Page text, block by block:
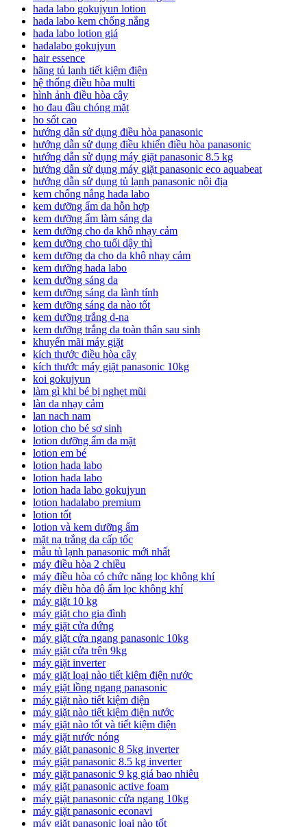
hada labo gokujyun lotion
hada labo kem chống nắng
hada labo lotion giá
hadalabo gokujyun
hair essence
hãng tủ lạnh tiết kiệm điện
hệ thống điều hòa multi
hình ảnh điều hòa cây
ho đau đầu chóng mặt
ho sốt cao
hướng dẫn sử dụng điều hòa panasonic
hướng dẫn sử dụng điều khiển điều hòa panasonic
hướng dẫn sử dụng máy giặt panasonic 8.5 kg
hướng dẫn sử dụng máy giặt panasonic eco aquabeat
hướng dẫn sử dụng tủ lạnh panasonic nội địa
kem chống nắng hada labo
kem dưỡng ẩm da hỗn hợp
kem dưỡng ẩm làm sáng da
kem dưỡng cho da khô nhạy cảm
kem dưỡng cho tuổi dậy thì
kem dưỡng da cho da khô nhạy cảm
kem dưỡng hada labo
kem dưỡng sáng da
kem dưỡng sáng da lành tính
kem dưỡng sáng da nào tốt
kem dưỡng trắng d-na
kem dưỡng trắng da toàn thân sau sinh
khuyến mãi máy giặt
kích thước điều hòa cây
kích thước máy giặt panasonic 10kg
koi gokujyun
làm gì khi bé bị nghẹt mũi
làn da nhạy cảm
lan nach nam
lotion cho bé sơ sinh
lotion dưỡng ẩm da mặt
lotion em bé
lotion hada labo
lotion hada labo
lotion hada labo gokujyun
lotion hadalabo premium
lotion tốt
lotion và kem dưỡng ẩm
mặt nạ trắng da cấp tốc
mẫu tủ lạnh panasonic mới nhất
máy điều hòa 2 chiều
máy điều hòa có chức năng lọc không khí
máy điều hòa độ ẩm lọc không khí
máy giặt 10 kg
máy giặt cho gia đình
máy giặt cửa đứng
máy giặt cửa ngang panasonic 10kg
máy giặt cửa trên 9kg
máy giặt inverter
máy giặt loại nào tiết kiệm điện nước
máy giặt lồng ngang panasonic
máy giặt nào tiết kiệm điện
máy giặt nào tiết kiệm điện nước
máy giặt nào tốt và tiết kiệm điện
máy giặt nước nóng
máy giặt panasonic 8 5kg inverter
máy giặt panasonic 8.5 kg inverter
máy giặt panasonic 9 kg giá bao nhiêu
máy giặt panasonic active foam
máy giặt panasonic cửa ngang 10kg
máy giặt panasonic econavi
máy giặt panasonic loại nào tốt